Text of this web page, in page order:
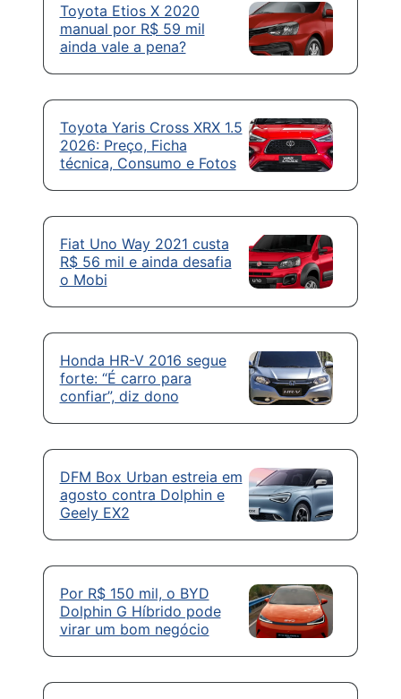
Toyota Etios X 2020
manual por R$ 59 mil
ainda vale a pena?
Toyota Yaris Cross XRX 1.5
2026: Preço, Ficha
técnica, Consumo e Fotos
Fiat Uno Way 2021 custa
R$ 56 mil e ainda desafia
o Mobi
Honda HR-V 2016 segue
forte: “É carro para
confiar”, diz dono
DFM Box Urban estreia em
agosto contra Dolphin e
Geely EX2
Por R$ 150 mil, o BYD
Dolphin G Híbrido pode
virar um bom negócio